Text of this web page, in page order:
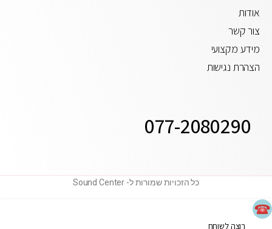
אודות
צור קשר
מידע מקצועי
הצהרת נגישות
077-2080290
כל הזכויות שמורות ל- Sound Center
רוצה לשוחח